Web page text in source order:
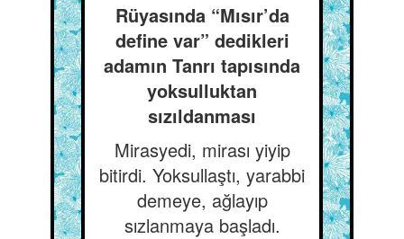
Rüyasında “Mısır’da
define var” dedikleri
adamın Tanrı tapısında
yoksulluktan
sızıldanması
Mirasyedi, mirası yiyip
bitirdi. Yoksullaştı, yarabbi
demeye, ağlayıp
sızlanmaya başladı.